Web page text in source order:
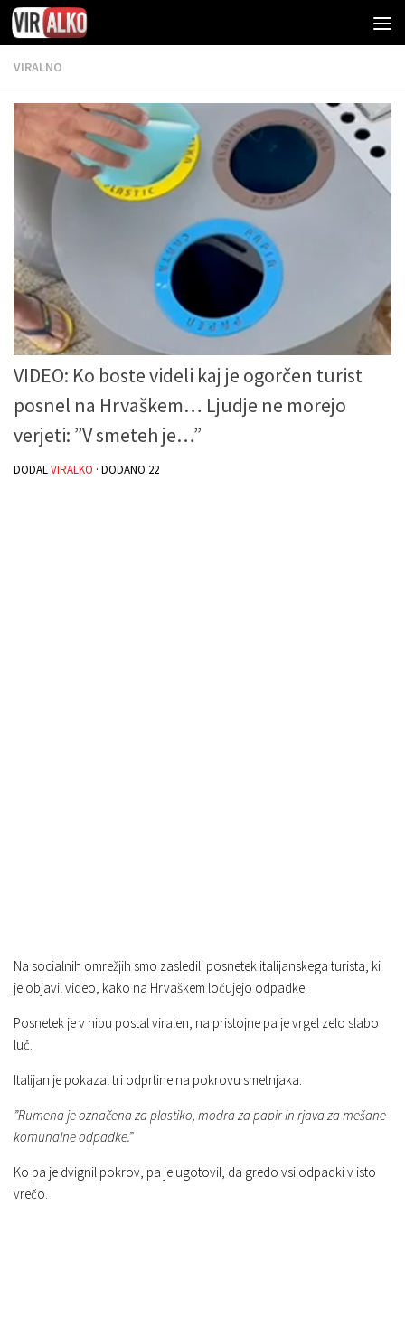
VIRALNO
VIDEO: Ko boste videli kaj je ogorčen turist
posnel na Hrvaškem… Ljudje ne morejo
verjeti: ”V smeteh je…”
DODALVIRALKO · DODANO 22
Na socialnih omrežjih smo zasledili posnetek italijanskega turista, ki
je objavil video, kako na Hrvaškem ločujejo odpadke.
Posnetek je v hipu postal viralen, na pristojne pa je vrgel zelo slabo
luč.
Italijan je pokazal tri odprtine na pokrovu smetnjaka:
”Rumena je označena za plastiko, modra za papir in rjava za mešane
komunalne odpadke.”
Ko pa je dvignil pokrov, pa je ugotovil, da gredo vsi odpadki v isto
vrečo.